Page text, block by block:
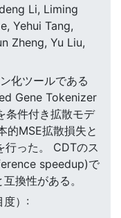
Li, Liming
Yehui Tang,
Zheng, Yu Liu,
化ツールである
Gene Tokenizer
条件付き拡散モデ
的MSE拡散損失と
行った。 CDTのス
speedup)で
換性がある。
度）: